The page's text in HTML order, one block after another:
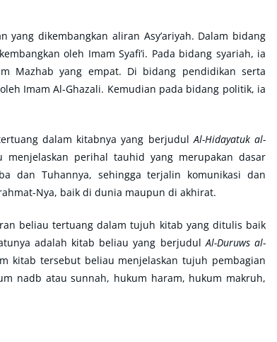
dikembangkan aliran Asy’ariyah. Dalam bidang
oleh Imam Syafi’i. Pada bidang syariah, ia
Mazhab yang empat. Di bidang pendidikan serta
Imam Al-Ghazali. Kemudian pada bidang politik, ia
dalam kitabnya yang berjudulAl-Hidayatuk al-
menjelaskan perihal tauhid yang merupakan dasar
dan Tuhannya, sehingga terjalin komunikasi dan
Nya, baik di dunia maupun di akhirat.
beliau tertuang dalam tujuh kitab yang ditulis baik
adalah kitab beliau yang berjudulAl-Duruws al-
kitab tersebut beliau menjelaskan tujuh pembagian
nadb atau sunnah, hukum haram, hukum makruh,